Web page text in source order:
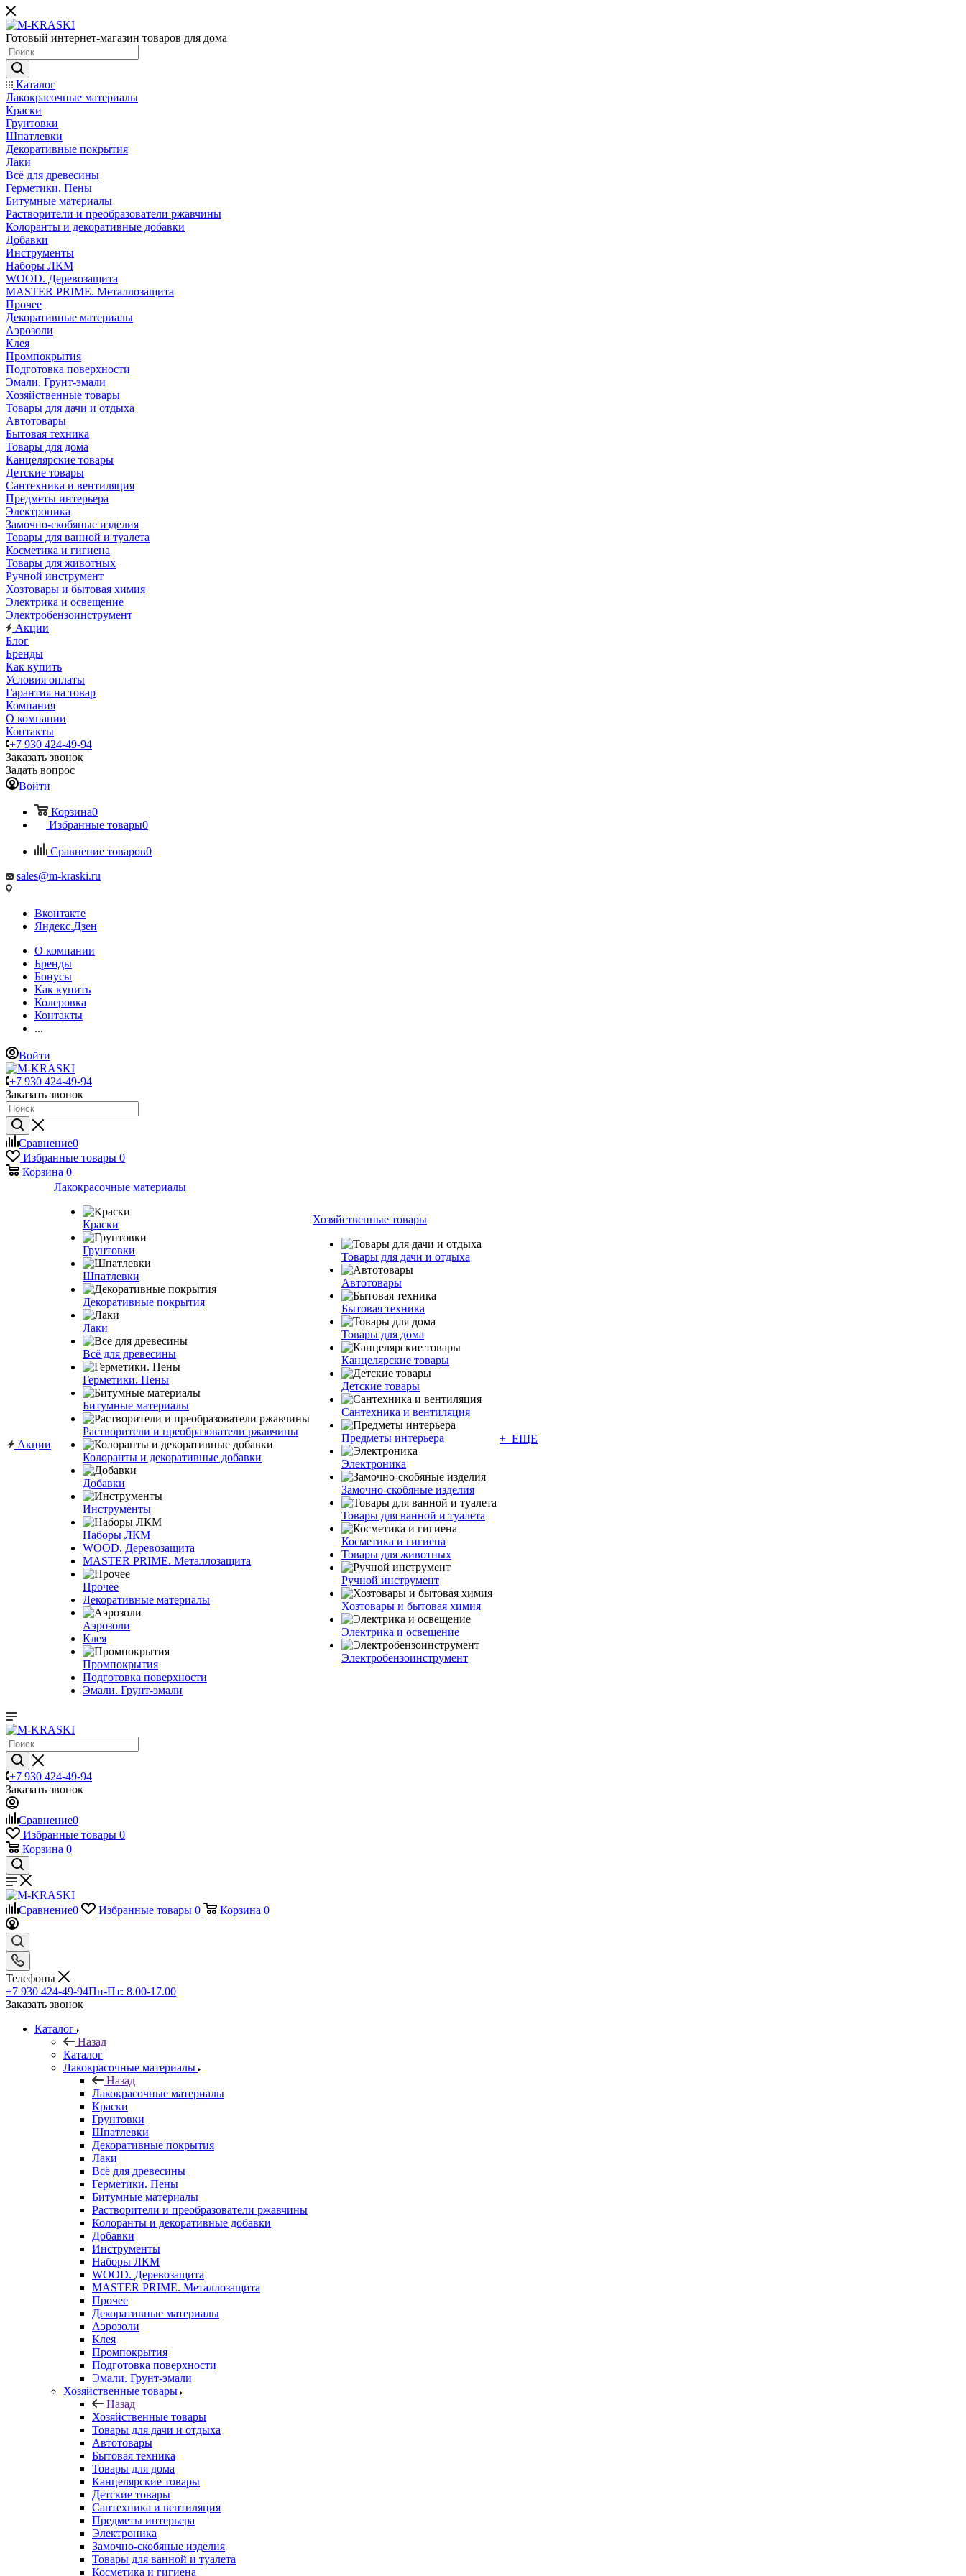
Готовый интернет-магазин товаров для дома
Каталог
Лакокрасочные материалы
Краски
Грунтовки
Шпатлевки
Декоративные покрытия
Лаки
Всё для древесины
Герметики. Пены
Битумные материалы
Растворители и преобразователи ржавчины
Колоранты и декоративные добавки
Добавки
Инструменты
Наборы ЛКМ
WOOD. Деревозащита
MASTER PRIME. Металлозащита
Прочее
Декоративные материалы
Аэрозоли
Клея
Промпокрытия
Подготовка поверхности
Эмали. Грунт-эмали
Хозяйственные товары
Товары для дачи и отдыха
Автотовары
Бытовая техника
Товары для дома
Канцелярские товары
Детские товары
Сантехника и вентиляция
Предметы интерьера
Электроника
Замочно-скобяные изделия
Товары для ванной и туалета
Косметика и гигиена
Товары для животных
Ручной инструмент
Хозтовары и бытовая химия
Электрика и освещение
Электробензоинструмент
Акции
Блог
Бренды
Как купить
Условия оплаты
Гарантия на товар
Компания
О компании
Контакты
+7 930 424-49-94
Заказать звонок
Задать вопрос
Войти
Корзина0
Избранные товары0
Сравнение товаров0
sales@m-kraski.ru
Вконтакте
Яндекс.Дзен
О компании
Бренды
Бонусы
Как купить
Колеровка
Контакты
...
Войти
+7 930 424-49-94
Заказать звонок
Сравнение0
Избранные товары 0
Корзина 0
Акции
Лакокрасочные материалы
Краски
Грунтовки
Шпатлевки
Декоративные покрытия
Лаки
Всё для древесины
Герметики. Пены
Битумные материалы
Растворители и преобразователи ржавчины
Колоранты и декоративные добавки
Добавки
Инструменты
Наборы ЛКМ
WOOD. Деревозащита
MASTER PRIME. Металлозащита
Прочее
Декоративные материалы
Аэрозоли
Клея
Промпокрытия
Подготовка поверхности
Эмали. Грунт-эмали
Хозяйственные товары
Товары для дачи и отдыха
Автотовары
Бытовая техника
Товары для дома
Канцелярские товары
Детские товары
Сантехника и вентиляция
Предметы интерьера
Электроника
Замочно-скобяные изделия
Товары для ванной и туалета
Косметика и гигиена
Товары для животных
Ручной инструмент
Хозтовары и бытовая химия
Электрика и освещение
Электробензоинструмент
+ ЕЩЕ
+7 930 424-49-94
Заказать звонок
Сравнение0
Избранные товары 0
Корзина 0
Сравнение0 Избранные товары 0 Корзина 0
Телефоны
+7 930 424-49-94Пн-Пт: 8.00-17.00
Заказать звонок
Каталог
Назад
Каталог
Лакокрасочные материалы
Назад
Лакокрасочные материалы
Краски
Грунтовки
Шпатлевки
Декоративные покрытия
Лаки
Всё для древесины
Герметики. Пены
Битумные материалы
Растворители и преобразователи ржавчины
Колоранты и декоративные добавки
Добавки
Инструменты
Наборы ЛКМ
WOOD. Деревозащита
MASTER PRIME. Металлозащита
Прочее
Декоративные материалы
Аэрозоли
Клея
Промпокрытия
Подготовка поверхности
Эмали. Грунт-эмали
Хозяйственные товары
Назад
Хозяйственные товары
Товары для дачи и отдыха
Автотовары
Бытовая техника
Товары для дома
Канцелярские товары
Детские товары
Сантехника и вентиляция
Предметы интерьера
Электроника
Замочно-скобяные изделия
Товары для ванной и туалета
Косметика и гигиена